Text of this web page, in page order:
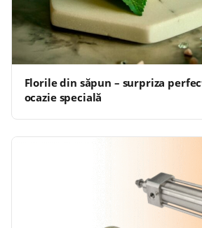
Florile din săpun – surpriza
ocazie specială